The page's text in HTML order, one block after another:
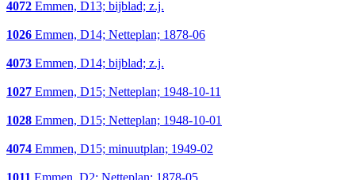
4072 Emmen, D13; bijblad; z.j.
1026 Emmen, D14; Netteplan; 1878-06
4073 Emmen, D14; bijblad; z.j.
1027 Emmen, D15; Netteplan; 1948-10-11
1028 Emmen, D15; Netteplan; 1948-10-01
4074 Emmen, D15; minuutplan; 1949-02